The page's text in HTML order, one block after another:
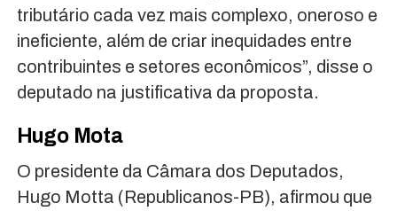
tributário cada vez mais complexo, oneroso e
ineficiente, além de criar inequidades entre
contribuintes e setores econômicos”, disse o
deputado na justificativa da proposta.
Hugo Mota
O presidente da Câmara dos Deputados,
Hugo Motta (Republicanos-PB), afirmou que